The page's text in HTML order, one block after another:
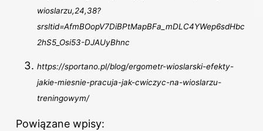
wioslarzu,24,38?
srsltid=AfmBOopV7DiBPtMapBFa_mDLC4YWep6sdHbc
2hS5_Osi53-DJAUyBhnc
https://sportano.pl/blog/ergometr-wioslarski-efekty-
jakie-miesnie-pracuja-jak-cwiczyc-na-wioslarzu-
treningowym/
Powiązane wpisy: